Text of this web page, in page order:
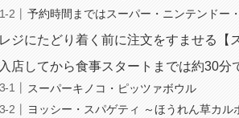
予約時間まではスーパー・ニンテンドー
レジにたどり着く前に注文をすませる【
入店してから食事スタートまでは約30分
スーパーキノコ・ピッツァボウル
ヨッシー・スパゲティ ～ほうれん草カル